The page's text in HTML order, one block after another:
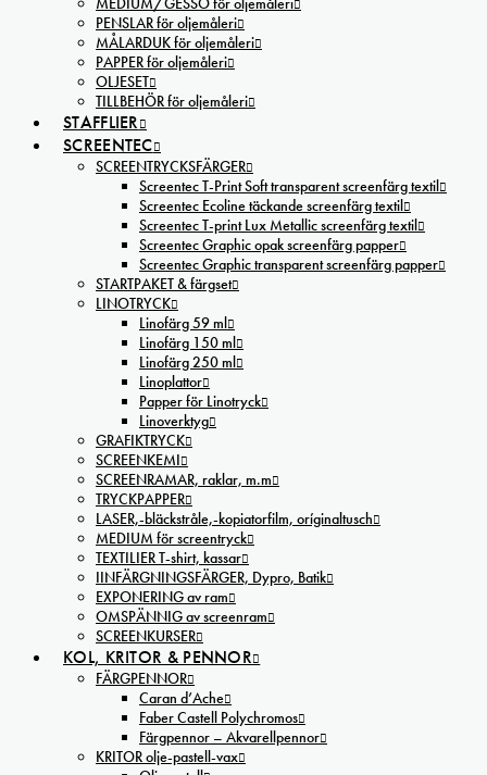
PENSLAR för oljemåleri
MÅLARDUK för oljemåleri
PAPPER för oljemåleri
OLJESET
TILLBEHÖR för oljemåleri
STAFFLIER
SCREENTEC
SCREENTRYCKSFÄRGER
Screentec T-Print Soft transparent screenfärg textil
Screentec Ecoline täckande screenfärg textil
Screentec T-print Lux Metallic screenfärg textil
Screentec Graphic opak screenfärg papper
Screentec Graphic transparent screenfärg papper
STARTPAKET & färgset
LINOTRYCK
Linofärg 59 ml
Linofärg 150 ml
Linofärg 250 ml
Linoplattor
Papper för Linotryck
Linoverktyg
GRAFIKTRYCK
SCREENKEMI
SCREENRAMAR, raklar, m.m
TRYCKPAPPER
LASER,-bläckstråle,-kopiatorfilm, oríginaltusch
MEDIUM för screentryck
TEXTILIER T-shirt, kassar
IINFÄRGNINGSFÄRGER, Dypro, Batik
EXPONERING av ram
OMSPÄNNIG av screenram
SCREENKURSER
KOL, KRITOR & PENNOR
FÄRGPENNOR
Caran d’Ache
Faber Castell Polychromos
Färgpennor – Akvarellpennor
KRITOR olje-pastell-vax